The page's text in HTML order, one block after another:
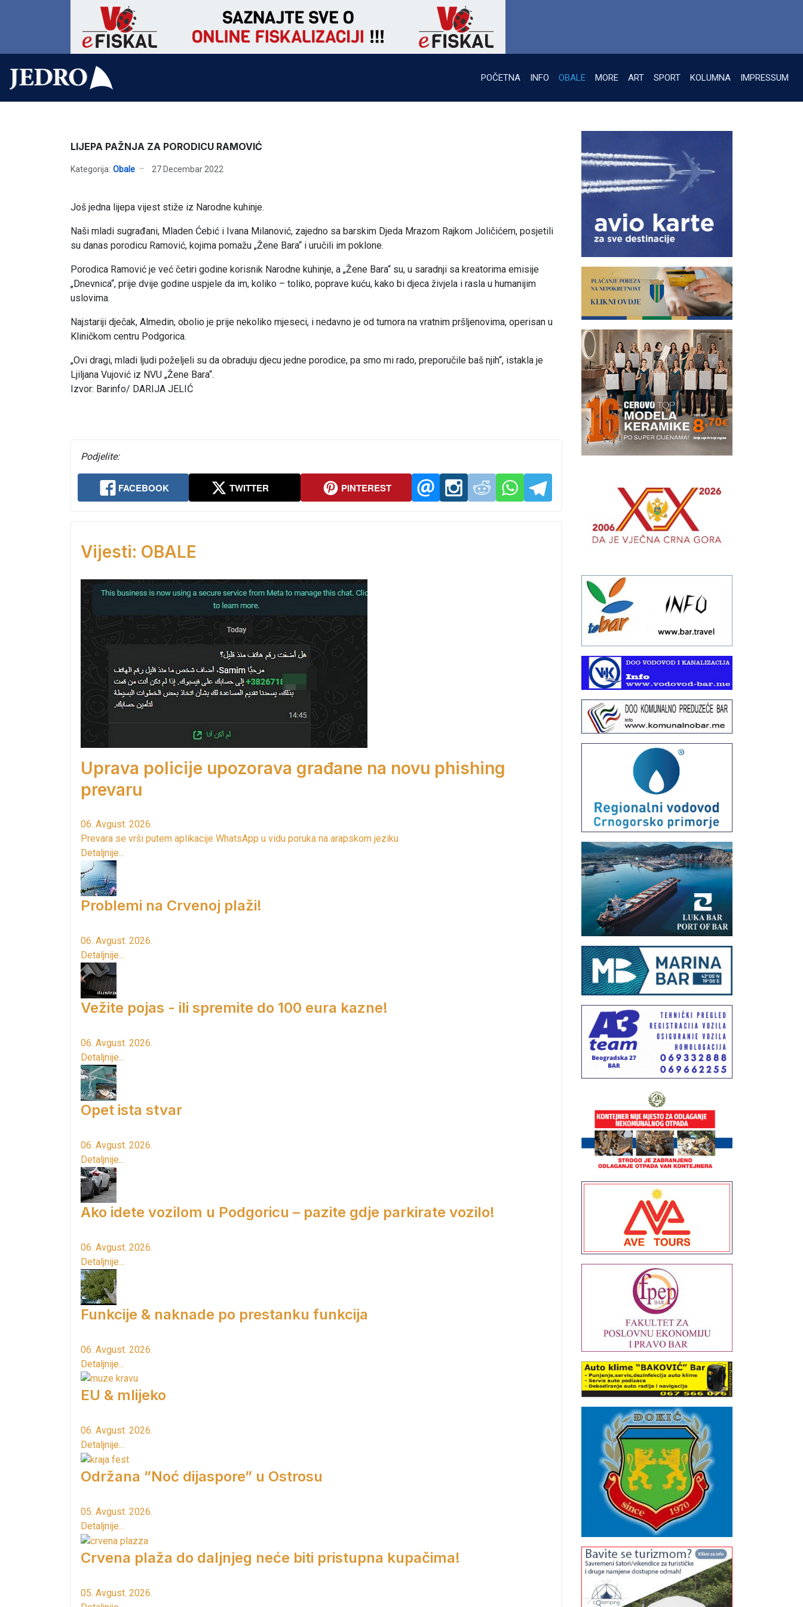
POČETNA INFO OBALE MORE ART SPORT KOLUMNA IMPRESSUM
LIJEPA PAŽNJA ZA PORODICU RAMOVIĆ
Kategorija: Obale 27 Decembar 2022
Još jedna lijepa vijest stiže iz Narodne kuhinje.
Naši mladi sugrađani, Mladen Ćebić i Ivana Milanović, zajedno sa barskim Djeda Mrazom Rajkom Joličićem, posjetili
su danas porodicu Ramović, kojima pomažu „Žene Bara“ i uručili im poklone.
Porodica Ramović je već četiri godine korisnik Narodne kuhinje, a „Žene Bara“ su, u saradnji sa kreatorima emisije
„Dnevnica“, prije dvije godine uspjele da im, koliko – toliko, poprave kuću, kako bi djeca živjela i rasla u humanijim
uslovima.
Najstariji dječak, Almedin, obolio je prije nekoliko mjeseci, i nedavno je od tumora na vratnim pršljenovima, operisan u
Kliničkom centru Podgorica.
„Ovi dragi, mladi ljudi poželjeli su da obraduju djecu jedne porodice, pa smo mi rado, preporučile baš njih“, istakla je
Ljiljana Vujović iz NVU „Žene Bara“.
Izvor: Barinfo/ DARIJA JELIĆ
Podjelite:
FACEBOOK TWITTER PINTEREST
Vijesti: OBALE
Uprava policije upozorava građane na novu phishing
prevaru
06. Avgust. 2026.
Prevara se vrši putem aplikacije WhatsApp u vidu poruka na arapskom jeziku
Detaljnije...
Problemi na Crvenoj plaži!
06. Avgust. 2026.
Detaljnije...
Vežite pojas - ili spremite do 100 eura kazne!
06. Avgust. 2026.
Detaljnije...
Opet ista stvar
06. Avgust. 2026.
Detaljnije...
Ako idete vozilom u Podgoricu – pazite gdje parkirate vozilo!
06. Avgust. 2026.
Detaljnije...
Funkcije & naknade po prestanku funkcija
06. Avgust. 2026.
Detaljnije...
EU & mlijeko
06. Avgust. 2026.
Detaljnije...
Održana ”Noć dijaspore” u Ostrosu
05. Avgust. 2026.
Detaljnije...
Crvena plaža do daljnjeg neće biti pristupna kupačima!
05. Avgust. 2026.